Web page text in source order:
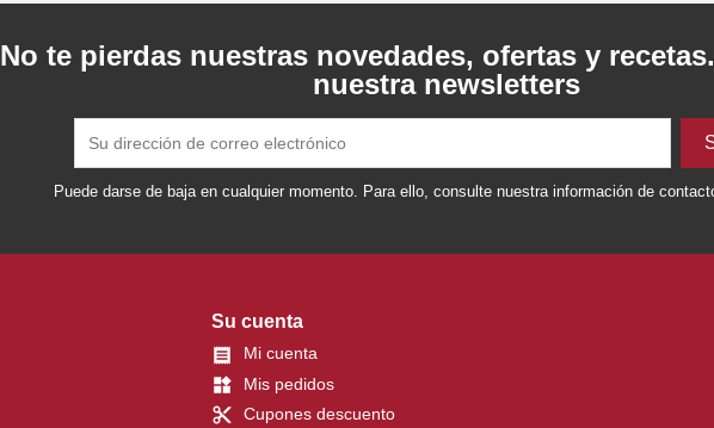
No te pierdas nuestras novedades, ofertas y
nuestra newsletters
Puede darse de baja en cualquier momento. Para ello, consulte nuestra información de
Su cuenta
 Mi cuenta
widgets Mis pedidos
content_cut Cupones descuento